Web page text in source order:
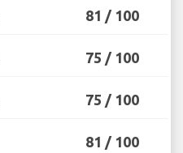
81 / 100
75 / 100
75 / 100
81 / 100